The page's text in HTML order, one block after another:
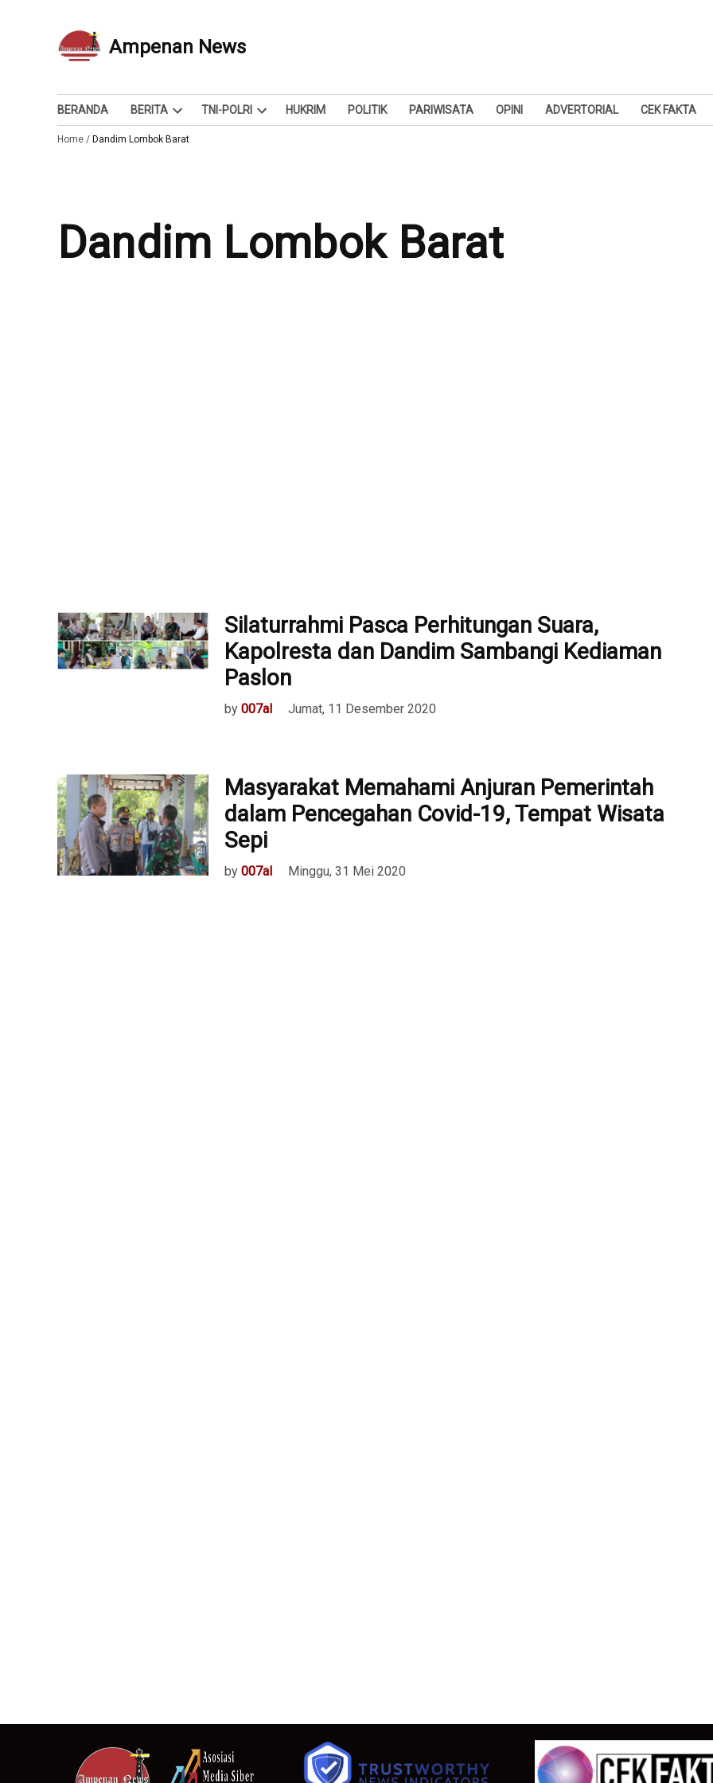
Ampenan News
Berita dan Info
BERANDA BERITA
Open
dropdown
TNI-POLRI
Open
HUKRIM POLITIK PARIWISATA OPINI ADVERTORIAL CEK FAKTA
Home / Dandim Lombok Barat
Dandim Lombok Barat
Silaturrahmi Pasca Perhitungan Suara,
Kapolresta dan Dandim Sambangi Kediaman
Paslon
by 007al Jumat, 11 Desember 2020
Masyarakat Memahami Anjuran Pemerintah
dalam Pencegahan Covid-19, Tempat Wisata
Sepi
by 007al Minggu, 31 Mei 2020